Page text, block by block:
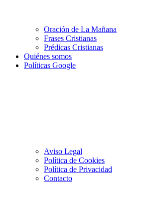
Oración de La Mañana
Frases Cristianas
Prédicas Cristianas
Quiénes somos
Políticas Google
Aviso Legal
Política de Cookies
Política de Privacidad
Contacto